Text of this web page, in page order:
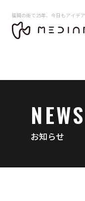
福岡の街で25年、今日もアイデ
NEWS
お知らせ